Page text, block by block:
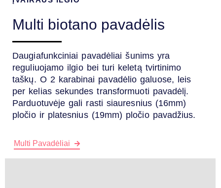
Multi biotano pavadėlis
Daugiafunkciniai pavadėliai šunims yra
reguliuojamo ilgio bei turi keletą tvirtinimo
taškų. O 2 karabinai pavadėlio galuose, leis
per kelias sekundes transformuoti pavadėlį.
Parduotuvėje gali rasti siauresnius (16mm)
pločio ir platesnius (19mm) pločio pavadžius.
Multi Pavadėliai